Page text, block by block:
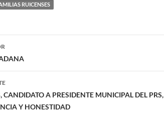
RUICENSES
CANDIDATO A PRESIDENTE MUNICIPAL DEL PRS,
Y HONESTIDAD